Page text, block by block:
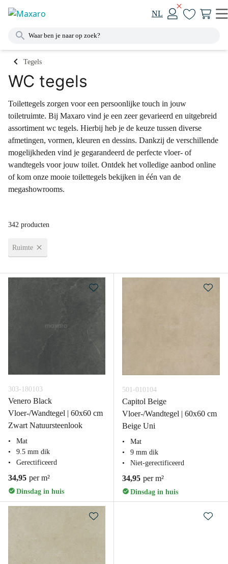
NL
Tegels
WC tegels
Toilettegels zorgen voor een persoonlijke touch in jouw
toiletruimte. Bij Maxaro vind je een zeer gevarieerd en uitgebreid
assortiment wc tegels. Hierbij heb je de keuze tussen diverse
afmetingen, vormen, kleuren en dessins. Dankzij de verschillende
mogelijkheden vind je gegarandeerd de perfecte vloer- of
wandtegels voor jouw toilet. Ontdek het volledige aanbod online
of kom onze mooie toilettegels bekijken in één van de
megashowrooms.
342 producten
Ruimte
303-180103
Venero Black
Vloer-/Wandtegel | 60x60 cm
Zwart Natuursteenlook
Mat
9.5 mm dik
Gerectificeerd
34,95 per m²
Dinsdag in huis
501-010104
Capitol Beige
Vloer-/Wandtegel | 60x60 cm
Beige Uni
Mat
9 mm dik
Niet-gerectificeerd
34,95 per m²
Dinsdag in huis